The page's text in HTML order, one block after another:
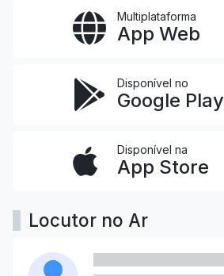
Multiplataforma
App Web
Disponível no
Google Play
Disponível na
App Store
Locutor no Ar